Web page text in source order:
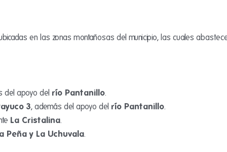
en las zonas montañosas del municipio, las cuales
del apoyo del río Pantanillo.
3, además del apoyo del río Pantanillo.
La Cristalina.
Peña y La Uchuvala.